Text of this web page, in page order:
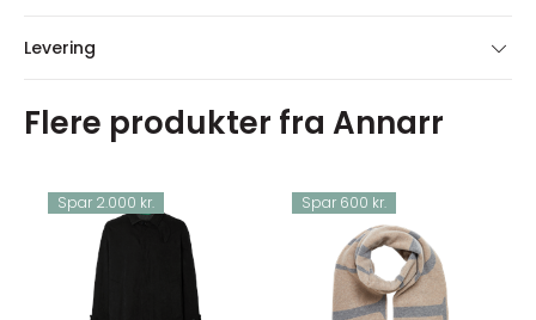
Levering
Flere produkter fra Annarr
Spar 2.000 kr. Spar 600 kr.